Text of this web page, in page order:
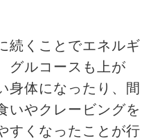
続くことでエネルギ
グルコースも上が
身体になったり、間
いやクレービングを
すくなったことが行